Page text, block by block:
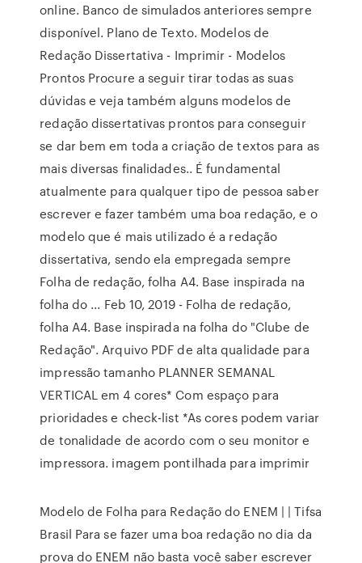
online. Banco de simulados anteriores sempre
disponível. Plano de Texto. Modelos de
Redação Dissertativa - Imprimir - Modelos
Prontos Procure a seguir tirar todas as suas
dúvidas e veja também alguns modelos de
redação dissertativas prontos para conseguir
se dar bem em toda a criação de textos para as
mais diversas finalidades.. É fundamental
atualmente para qualquer tipo de pessoa saber
escrever e fazer também uma boa redação, e o
modelo que é mais utilizado é a redação
dissertativa, sendo ela empregada sempre
Folha de redação, folha A4. Base inspirada na
folha do ... Feb 10, 2019 - Folha de redação,
folha A4. Base inspirada na folha do "Clube de
Redação". Arquivo PDF de alta qualidade para
impressão tamanho PLANNER SEMANAL
VERTICAL em 4 cores* Com espaço para
prioridades e check-list *As cores podem variar
de tonalidade de acordo com o seu monitor e
impressora. imagem pontilhada para imprimir
Modelo de Folha para Redação do ENEM | | Tifsa
Brasil Para se fazer uma boa redação no dia da
prova do ENEM não basta você saber escrever